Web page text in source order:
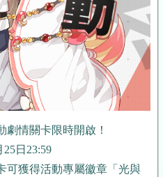
劇情關卡限時開啟！
日23:59
可獲得活動專屬徽章「光與